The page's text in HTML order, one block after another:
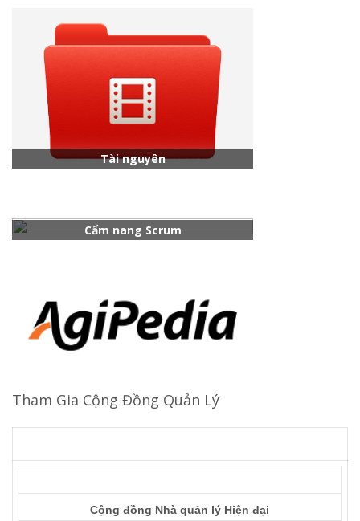
Tài nguyên
Cẩm nang Scrum
Tham Gia Cộng Đồng Quản Lý
Cộng đồng Nhà quản lý Hiện đại